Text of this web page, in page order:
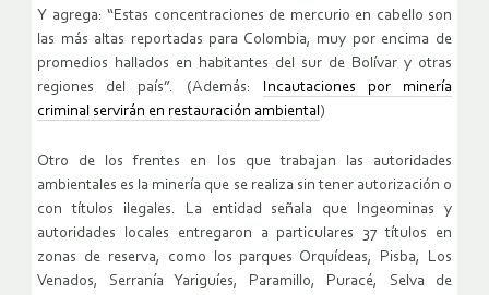
Y agrega: “Estas concentraciones de mercurio en cabello son
las más altas reportadas para Colombia, muy por encima de
promedios hallados en habitantes del sur de Bolívar y otras
regiones del país”. (Además: Incautaciones por minería
criminal servirán en restauración ambiental)
Otro de los frentes en los que trabajan las autoridades
ambientales es la minería que se realiza sin tener autorización o
con títulos ilegales. La entidad señala que Ingeominas y
autoridades locales entregaron a particulares 37 títulos en
zonas de reserva, como los parques Orquídeas, Pisba, Los
Venados, Serranía Yariguíes, Paramillo, Puracé, Selva de